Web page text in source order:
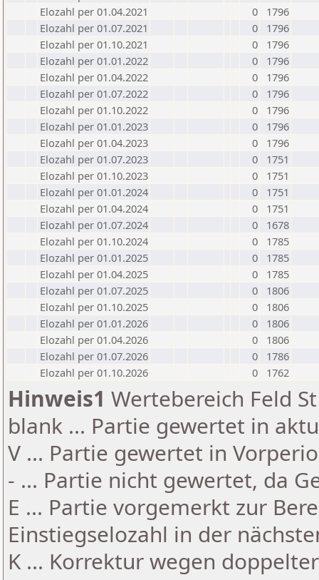
Elozahl per 01.04.2021
0
1796
Elozahl per 01.07.2021
0
1796
Elozahl per 01.10.2021
0
1796
Elozahl per 01.01.2022
0
1796
Elozahl per 01.04.2022
0
1796
Elozahl per 01.07.2022
0
1796
Elozahl per 01.10.2022
0
1796
Elozahl per 01.01.2023
0
1796
Elozahl per 01.04.2023
0
1796
Elozahl per 01.07.2023
0
1751
Elozahl per 01.10.2023
0
1751
Elozahl per 01.01.2024
0
1751
Elozahl per 01.04.2024
0
1751
Elozahl per 01.07.2024
0
1678
Elozahl per 01.10.2024
0
1785
Elozahl per 01.01.2025
0
1785
Elozahl per 01.04.2025
0
1785
Elozahl per 01.07.2025
0
1806
Elozahl per 01.10.2025
0
1806
Elozahl per 01.01.2026
0
1806
Elozahl per 01.04.2026
0
1806
Elozahl per 01.07.2026
0
1786
Elozahl per 01.10.2026
0 1762
Hinweis1 Wertebereich Feld
blank ... Partie gewertet in
V ... Partie gewertet in
- ... Partie nicht gewertet, da
E ... Partie vorgemerkt zur
Einstiegselozahl in der
K ... Korrektur wegen